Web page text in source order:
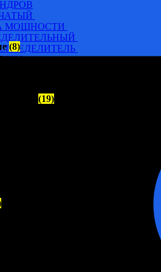
МОЩНОСТИ
СЕКЦИЯ
ВОДЫ
ВОДЯНОЙ
ВОЗДУШНЫЙ
ТОПЛИВНЫЙ
комплекс (ДРК)
(8)
(19)